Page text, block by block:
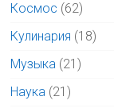
Космос (62)
Кулинария (18)
Музыка (21)
Наука (21)